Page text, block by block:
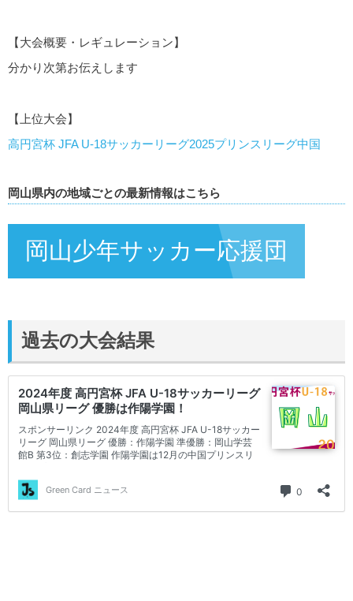
【大会概要・レギュレーション】
分かり次第お伝えします
【上位大会】
高円宮杯 JFA U-18サッカーリーグ2025プリンスリーグ中国
岡山県内の地域ごとの最新情報はこちら
岡山少年サッカー応援団
過去の大会結果